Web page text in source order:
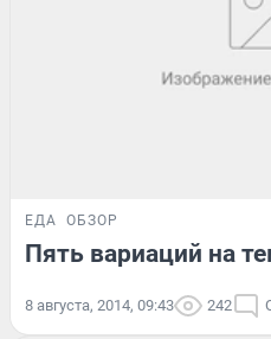
ЕДА ОБЗОР
Пять вариаций на
8 августа, 2014, 09:43 242